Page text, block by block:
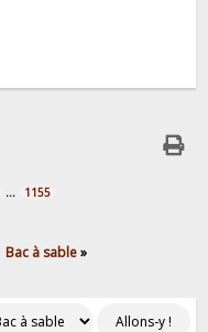
... 1155
Bac à sable»